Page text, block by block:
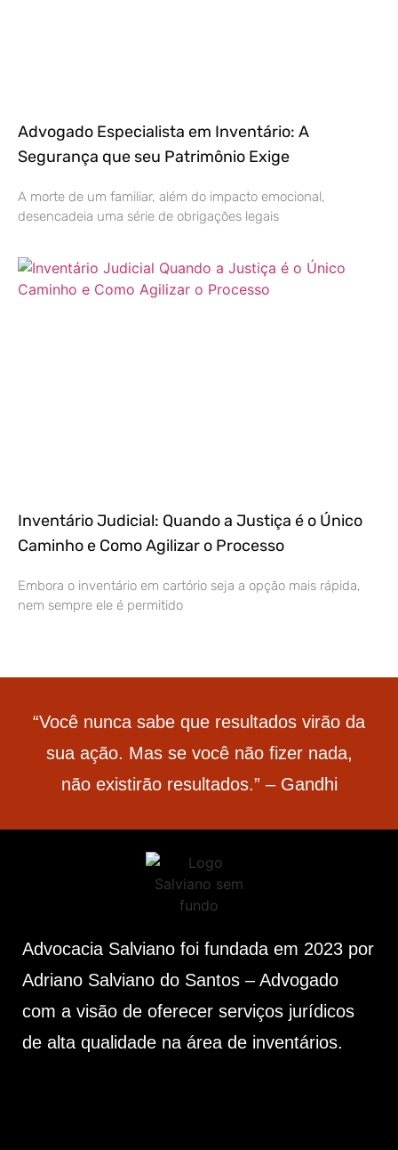
Advogado Especialista em Inventário: A
Segurança que seu Patrimônio Exige
A morte de um familiar, além do impacto emocional,
desencadeia uma série de obrigações legais
Inventário Judicial: Quando a Justiça é o Único
Caminho e Como Agilizar o Processo
Embora o inventário em cartório seja a opção mais rápida,
nem sempre ele é permitido
“Você nunca sabe que resultados virão da
sua ação. Mas se você não fizer nada,
não existirão resultados.” – Gandhi
Advocacia Salviano foi fundada em 2023 por
Adriano Salviano do Santos – Advogado
com a visão de oferecer serviços jurídicos
de alta qualidade na área de inventários.